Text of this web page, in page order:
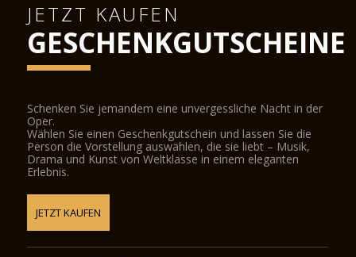
JETZT KAUFEN
GESCHENKGUTSCHEINE
Schenken Sie jemandem eine unvergessliche Nacht in der
Oper.
Wählen Sie einen Geschenkgutschein und lassen Sie die
Person die Vorstellung auswählen, die sie liebt – Musik,
Drama und Kunst von Weltklasse in einem eleganten
Erlebnis.
JETZT KAUFEN